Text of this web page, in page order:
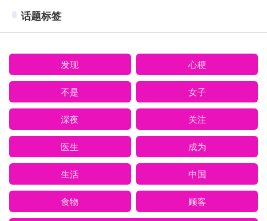
话题标签
发现 心梗
不是 女子
深夜 关注
医生 成为
生活 中国
食物 顾客